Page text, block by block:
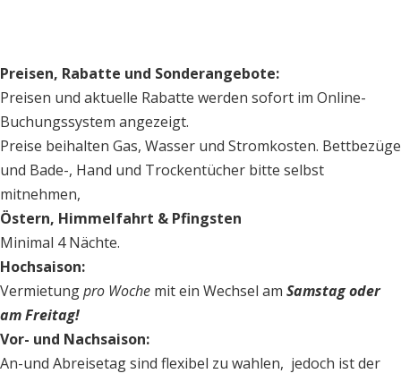
Preisen, Rabatte und Sonderangebote:
Preisen und aktuelle Rabatte werden sofort im Online-
Buchungssystem angezeigt.
Preise beihalten Gas, Wasser und Stromkosten. Bettbezüge
und Bade-, Hand und Trockentücher bitte selbst
mitnehmen,
Östern, Himmelfahrt & Pfingsten
Minimal 4 Nächte.
Hochsaison:
Vermietungpro Woche mit ein Wechsel am Samstag oder
amFreitag!
Vor- und Nachsaison:
An-und Abreisetag sind flexibel zu wahlen, jedoch ist der